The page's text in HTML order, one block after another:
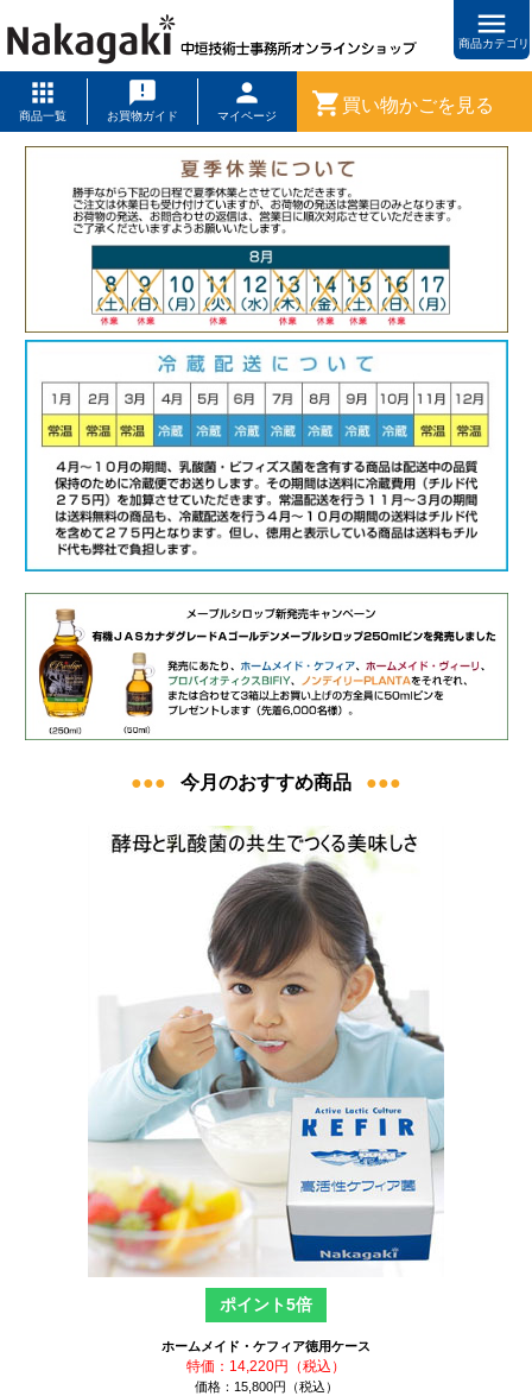
menu
商品カテゴリ
商品一覧 お買物ガイド マイページ shopping_cart 買い物かごを見る
●●● 今月のおすすめ商品 ●●●
ポイント5倍
ホームメイド・ケフィア徳用ケース
特価：14,220円（税込）
価格：15,800円（税込）